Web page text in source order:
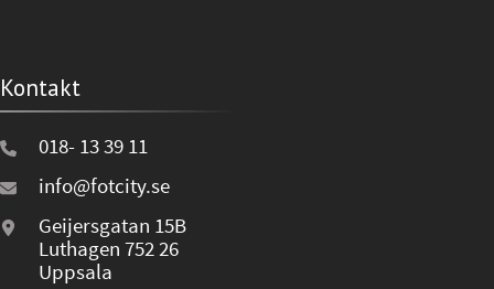
Kontakt
018- 13 39 11
info@fotcity.se
Geijersgatan 15B
Luthagen 752 26
Uppsala